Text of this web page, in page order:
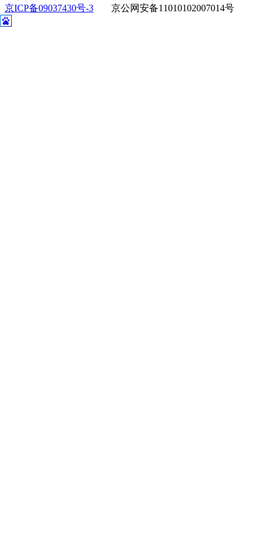
京ICP备09037430号-3
京公网安备11010102007014号